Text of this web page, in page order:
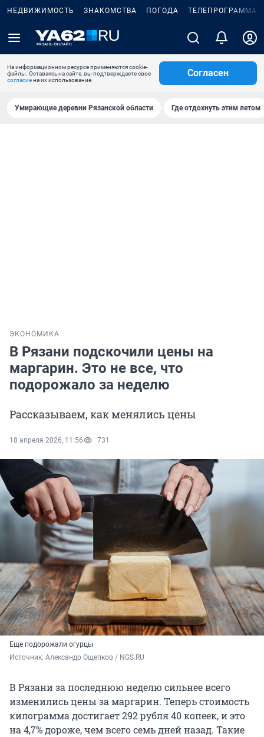
НЕДВИЖИМОСТЬ ЗНАКОМСТВА ПОГОДА ТЕЛЕПРОГРАММА
На информационном ресурсе применяются cookie-
файлы. Оставаясь на сайте, вы подтверждаете свое
согласиена их использование.
Согласен
Умирающие деревни Рязанской области Где отдохнуть этим летом
ЭКОНОМИКА
В Рязани подскочили цены на
маргарин. Это не все, что
подорожало за неделю
Рассказываем, как менялись цены
18 апреля 2026, 11:56 731
Еще подорожали огурцы
Источник: Александр Ощепков / NGS.RU
В Рязани за последнюю неделю сильнее всего
изменились цены за маргарин. Теперь стоимость
килограмма достигает 292 рубля 40 копеек, и это
на 4,7% дороже, чем всего семь дней назад. Такие